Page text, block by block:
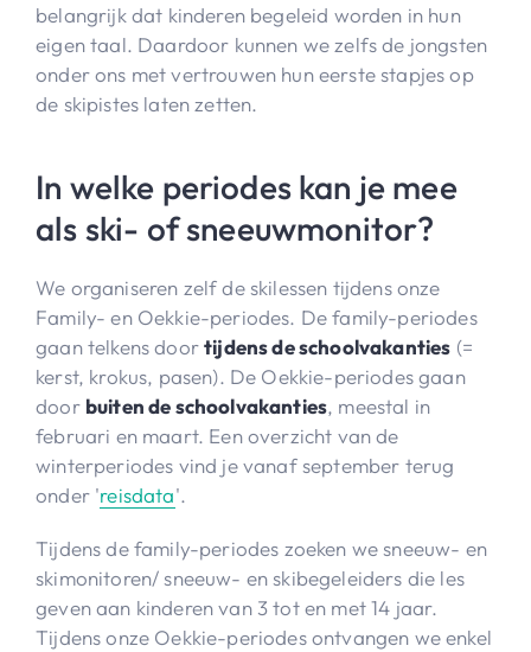
belangrijk dat kinderen begeleid worden in hun
eigen taal. Daardoor kunnen we zelfs de jongsten
onder ons met vertrouwen hun eerste stapjes op
de skipistes laten zetten.
In welke periodes kan je mee
als ski- of sneeuwmonitor?
We organiseren zelf de skilessen tijdens onze
Family- en Oekkie-periodes. De family-periodes
gaan telkens doortijdens de schoolvakanties (=
kerst, krokus, pasen). De Oekkie-periodes gaan
door buiten de schoolvakanties, meestal in
februari en maart. Een overzicht van de
winterperiodes vind je vanaf september terug
onder 'reisdata'.
Tijdens de family-periodes zoeken we sneeuw- en
skimonitoren/ sneeuw- en skibegeleiders die les
geven aan kinderen van 3 tot en met 14 jaar.
Tijdens onze Oekkie-periodes ontvangen we enkel